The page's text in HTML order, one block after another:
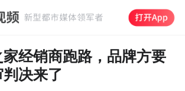
经销商跑路，品牌方要
决来了